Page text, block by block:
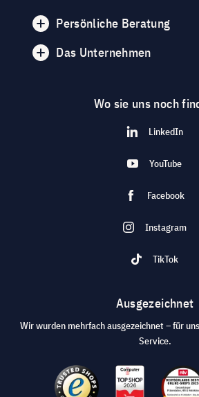
Persönliche Beratung
Das Unternehmen
Wo sie uns noch
LinkedIn
YouTube
Facebook
Instagram
TikTok
Ausgezeichnet
Wir wurden mehrfach ausgezeichnet – für
Service.